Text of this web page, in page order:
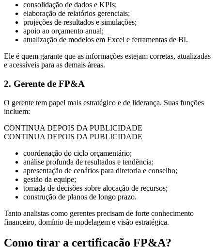
consolidação de dados e KPIs;
elaboração de relatórios gerenciais;
projeções de resultados e simulações;
apoio ao orçamento anual;
atualização de modelos em Excel e ferramentas de BI.
Ele é quem garante que as informações estejam corretas, atualizadas
e acessíveis para as demais áreas.
2. Gerente de FP&A
O gerente tem papel mais estratégico e de liderança. Suas funções
incluem:
CONTINUA DEPOIS DA PUBLICIDADE
CONTINUA DEPOIS DA PUBLICIDADE
coordenação do ciclo orçamentário;
análise profunda de resultados e tendência;
apresentação de cenários para diretoria e conselho;
gestão da equipe;
tomada de decisões sobre alocação de recursos;
construção de planos de longo prazo.
Tanto analistas como gerentes precisam de forte conhecimento
financeiro, domínio de modelagem e visão estratégica.
Como tirar a certificação FP&A?